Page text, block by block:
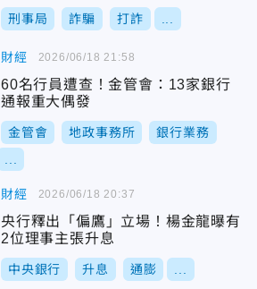
刑事局 詐騙 打詐
財經
60名行員遭查！金管會：13家銀行
通報重大偶發
金管會 地政事務所 銀行業務
2026/06/18 21:58
財經
央行釋出「偏鷹」立場！楊金龍曝有
2位理事主張升息
中央銀行 升息 通膨
2026/06/18 20:37